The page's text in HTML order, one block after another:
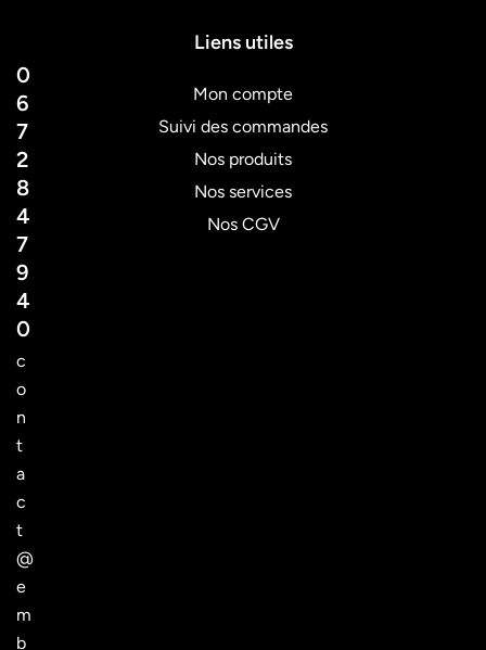
0
6
7
2
8
4
7
9
4
0
c
o
n
t
a
c
t
@
e
m
b
Liens utiles
Mon compte
Suivi des commandes
Nos produits
Nos services
Nos CGV